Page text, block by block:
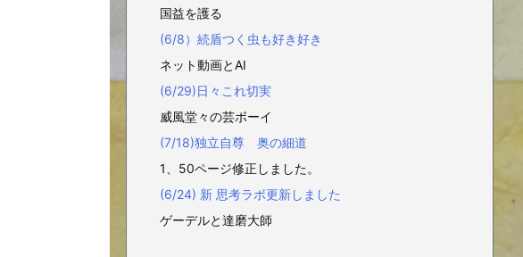
国益を護る
(6/8）続盾つく虫も好き好き
ネット動画とAI
(6/29)日々これ切実
威風堂々の芸ボーイ
(7/18)独立自尊 奥の細道
1、50ページ修正しました。
(6/24) 新 思考ラボ更新しました
ゲーデルと達磨大師